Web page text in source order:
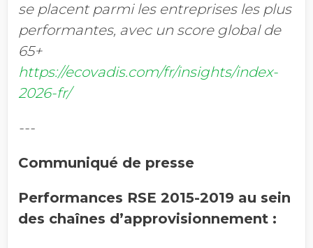
se placent parmi les entreprises les plus
performantes, avec un score global de
65+
https://ecovadis.com/fr/insights/index-
2026-fr/
---
Communiqué de presse
Performances RSE 2015-2019 au sein
des chaînes d’approvisionnement :